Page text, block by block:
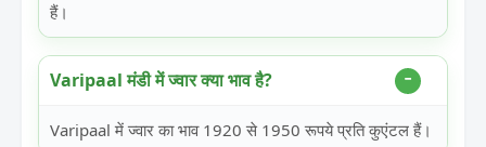
हैं।
Varipaal मंडी में ज्वार क्या भाव है?
Varipaal में ज्वार का भाव 1920 से 1950 रूपये प्रति कुएंटल हैं।